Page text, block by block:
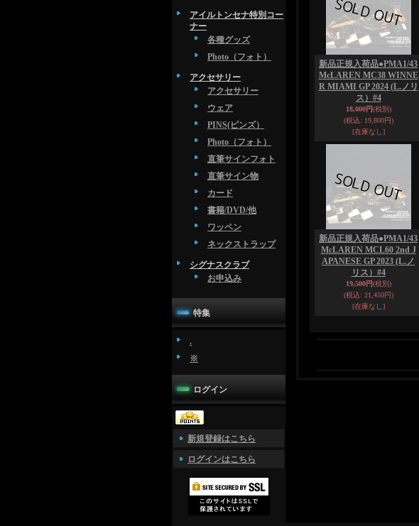
アイルトンセナ特別コー
ナー
各種グッズ
Photo（フォト）
アクセサリー
アクセサリー
ウェア
PINS(ピンズ）
Photo（フォト）
直筆サインフォト
直筆サイン物
カード
書籍/DVD/他
ワッペン
ネックストラップ
シグナスクラブ
お申込み
特集
.
※
ログイン
新規登録はこちら
ログインはこちら
新品正規入荷品●PMA1/43
McLAREN MC38 WINNE
R MIAMI GP 2024 (L.ノリ
ス）#4
18,000円(税別)
(税込: 19,800円)
[在庫なし]
新品正規入荷品●PMA1/43
McLAREN MCL60 2nd J
APANESE GP 2023 (L.ノ
リス）#4
19,500円(税別)
(税込: 21,450円)
[在庫なし]